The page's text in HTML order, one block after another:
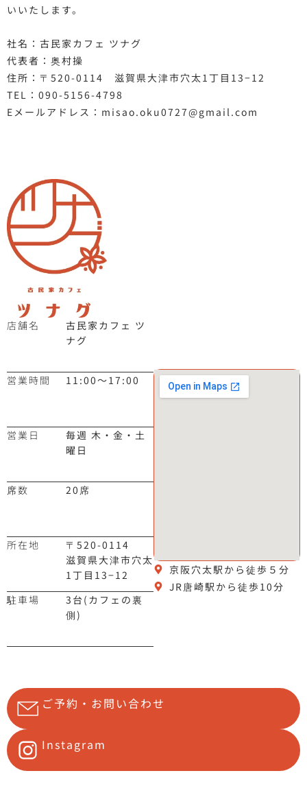
いいたします。
社名：古民家カフェ ツナグ
代表者：奥村操
住所：〒520-0114 滋賀県大津市穴太1丁目13−12
TEL：090-5156-4798
Eメールアドレス：misao.oku0727@gmail.com
店舗名
古民家カフェ ツ
ナグ
営業時間 11:00～17:00
営業日
毎週 木・金・土
曜日
席数 20席
所在地
〒520-0114
滋賀県大津市穴太
1丁目13−12
駐車場
3台(カフェの裏
側)
京阪穴太駅から徒歩５分
JR唐崎駅から徒歩10分
ご予約・お問い合わせ
Instagram